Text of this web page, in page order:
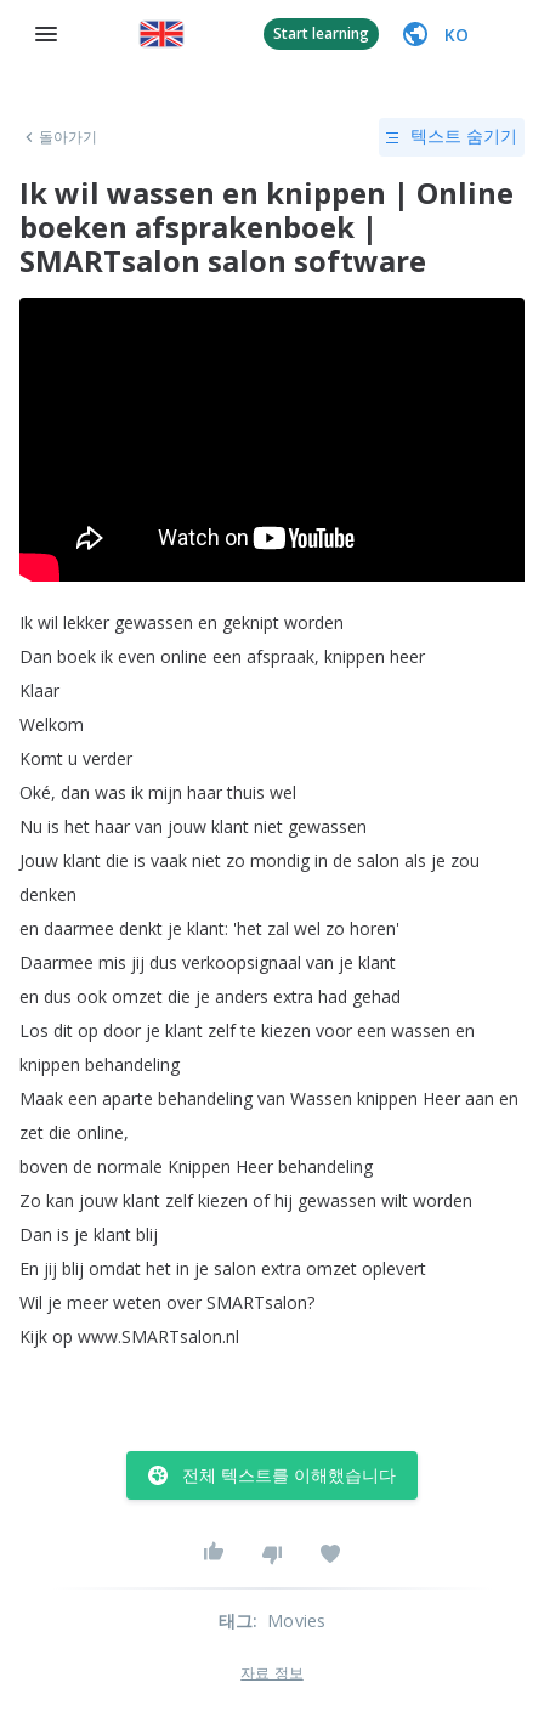
Start learning KO
돌아가기 텍스트 숨기기
Ik wil wassen en knippen | Online
boeken afsprakenboek |
SMARTsalon salon software
Ik wil lekker gewassen en geknipt worden
Dan boek ik even online een afspraak, knippen heer
Klaar
Welkom
Komt u verder
Oké, dan was ik mijn haar thuis wel
Nu is het haar van jouw klant niet gewassen
Jouw klant die is vaak niet zo mondig in de salon als je zou
denken
en daarmee denkt je klant: 'het zal wel zo horen'
Daarmee mis jij dus verkoopsignaal van je klant
en dus ook omzet die je anders extra had gehad
Los dit op door je klant zelf te kiezen voor een wassen en
knippen behandeling
Maak een aparte behandeling van Wassen knippen Heer aan en
zet die online,
boven de normale Knippen Heer behandeling
Zo kan jouw klant zelf kiezen of hij gewassen wilt worden
Dan is je klant blij
En jij blij omdat het in je salon extra omzet oplevert
Wil je meer weten over SMARTsalon?
Kijk op www.SMARTsalon.nl
전체 텍스트를 이해했습니다
태그: Movies
자료 정보